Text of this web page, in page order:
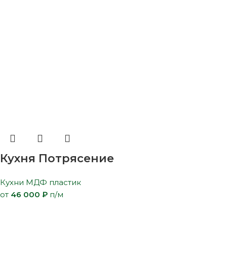
Кухня Потрясение
Кухни МДФ пластик
от 46 000 ₽ п/м